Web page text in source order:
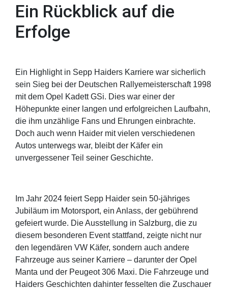
Ein Rückblick auf die
Erfolge
Ein Highlight in Sepp Haiders Karriere war sicherlich
sein Sieg bei der Deutschen Rallyemeisterschaft 1998
mit dem Opel Kadett GSi. Dies war einer der
Höhepunkte einer langen und erfolgreichen Laufbahn,
die ihm unzählige Fans und Ehrungen einbrachte.
Doch auch wenn Haider mit vielen verschiedenen
Autos unterwegs war, bleibt der Käfer ein
unvergessener Teil seiner Geschichte.
Im Jahr 2024 feiert Sepp Haider sein 50-jähriges
Jubiläum im Motorsport, ein Anlass, der gebührend
gefeiert wurde. Die Ausstellung in Salzburg, die zu
diesem besonderen Event stattfand, zeigte nicht nur
den legendären VW Käfer, sondern auch andere
Fahrzeuge aus seiner Karriere – darunter der Opel
Manta und der Peugeot 306 Maxi. Die Fahrzeuge und
Haiders Geschichten dahinter fesselten die Zuschauer